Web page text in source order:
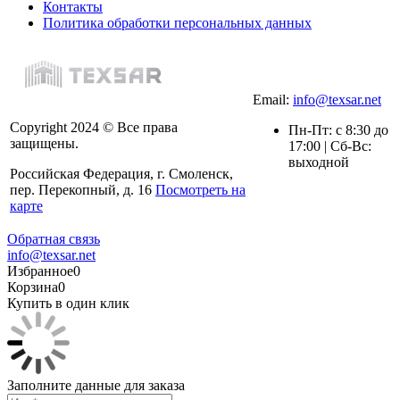
Контакты
Политика обработки персональных данных
Copyright 2024 © Все права
защищены.
Российская Федерация, г. Смоленск,
пер. Перекопный, д. 16 Посмотреть на
карте
Email: info@texsar.net
Пн-Пт: с 8:30 до
17:00 | Сб-Вс:
выходной
Обратная связь
info@texsar.net
Избранное0
Корзина0
Купить в один клик
Заполните данные для заказа